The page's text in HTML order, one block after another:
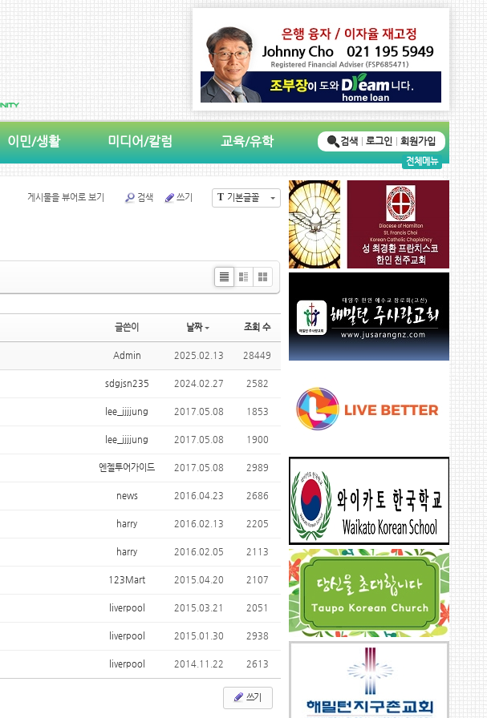
이민/생활 미디어/칼럼 교육/유학 검색 로그인 회원가입
전체메뉴
T 기본글꼴
게시물을 뷰어로 보기 검색 쓰기
Li
Zi
e
G
le
ry
글쓴이 날짜 조회 수
Admin 2025.02.13 28449
sdgjsn235 2024.02.27 2582
lee_jjjjung 2017.05.08 1853
lee_jjjjung 2017.05.08 1900
엔젤투어가이드 2017.05.08 2989
news 2016.04.23 2686
harry 2016.02.13 2205
harry 2016.02.05 2113
123Mart 2015.04.20 2107
liverpool 2015.03.21 2051
liverpool 2015.01.30 2938
liverpool 2014.11.22 2613
쓰기